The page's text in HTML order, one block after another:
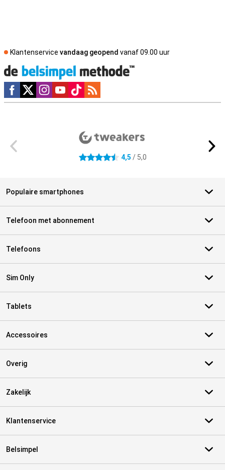
Klantenservice vandaag geopend vanaf 09.00 uur
Social media
4.5 sterren 4,5 / 5,0
Populaire smartphones
Telefoon met abonnement
Telefoons
Sim Only
Tablets
Accessoires
Overig
Zakelijk
Klantenservice
Belsimpel